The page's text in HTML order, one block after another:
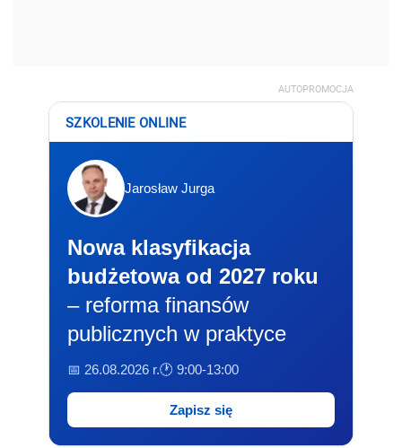
AUTOPROMOCJA
SZKOLENIE ONLINE
Jarosław Jurga
Nowa klasyfikacja
budżetowa od 2027 roku
– reforma finansów
publicznych w praktyce
📅 26.08.2026 r.🕐 9:00-13:00
Zapisz się